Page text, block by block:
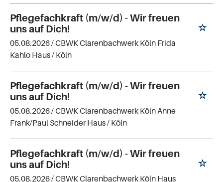
Pflegefachkraft (m/w/d) - Wir freuen
uns auf Dich!
05.08.2026 /CBWK Clarenbachwerk Köln Frida
Kahlo Haus/ Köln
Pflegefachkraft (m/w/d) - Wir freuen
uns auf Dich!
05.08.2026 /CBWK Clarenbachwerk Köln Anne
Frank/Paul Schneider Haus/ Köln
Pflegefachkraft (m/w/d) - Wir freuen
uns auf Dich!
05.08.2026 /CBWK Clarenbachwerk Köln Haus